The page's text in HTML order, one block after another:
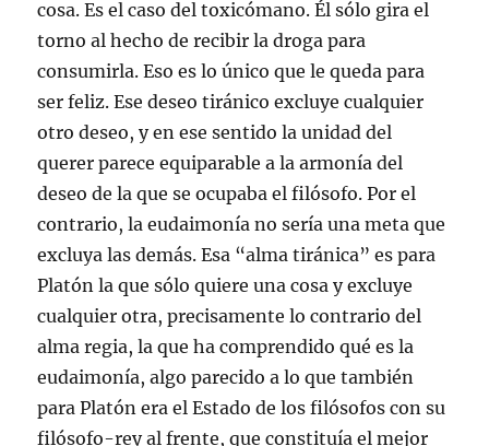
cosa. Es el caso del toxicómano. Él sólo gira el
torno al hecho de recibir la droga para
consumirla. Eso es lo único que le queda para
ser feliz. Ese deseo tiránico excluye cualquier
otro deseo, y en ese sentido la unidad del
querer parece equiparable a la armonía del
deseo de la que se ocupaba el filósofo. Por el
contrario, la eudaimonía no sería una meta que
excluya las demás. Esa “alma tiránica” es para
Platón la que sólo quiere una cosa y excluye
cualquier otra, precisamente lo contrario del
alma regia, la que ha comprendido qué es la
eudaimonía, algo parecido a lo que también
para Platón era el Estado de los filósofos con su
filósofo-rey al frente, que constituía el mejor